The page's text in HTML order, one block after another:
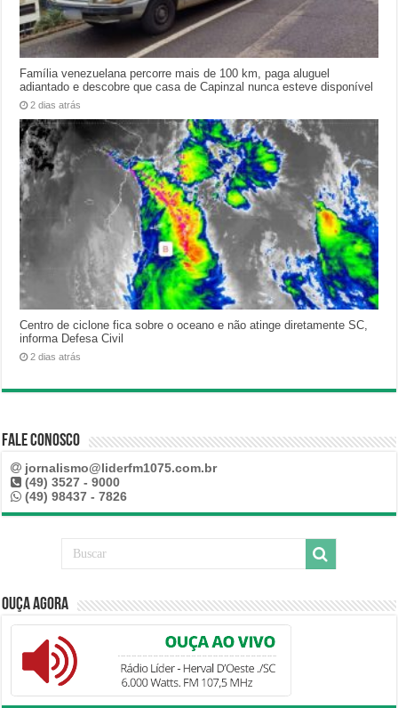
Família venezuelana percorre mais de 100 km, paga aluguel
adiantado e descobre que casa de Capinzal nunca esteve disponível
2 dias atrás
Centro de ciclone fica sobre o oceano e não atinge diretamente SC,
informa Defesa Civil
2 dias atrás
Fale Conosco
jornalismo@liderfm1075.com.br
(49) 3527 - 9000
(49) 98437 - 7826
Ouça Agora